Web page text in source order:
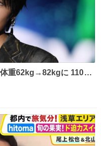
体重62kg→82kgに 110kg
た
3～4本、パスタと毎日4
増量したという。